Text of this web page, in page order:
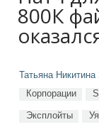
800К
Татьяна Никитина
Корпорации
Эксплойты